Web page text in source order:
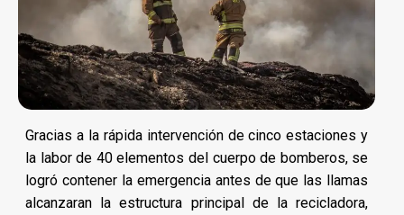
Gracias a la rápida intervención de cinco estaciones y
la labor de 40 elementos del cuerpo de bomberos, se
logró contener la emergencia antes de que las llamas
alcanzaran la estructura principal de la recicladora,